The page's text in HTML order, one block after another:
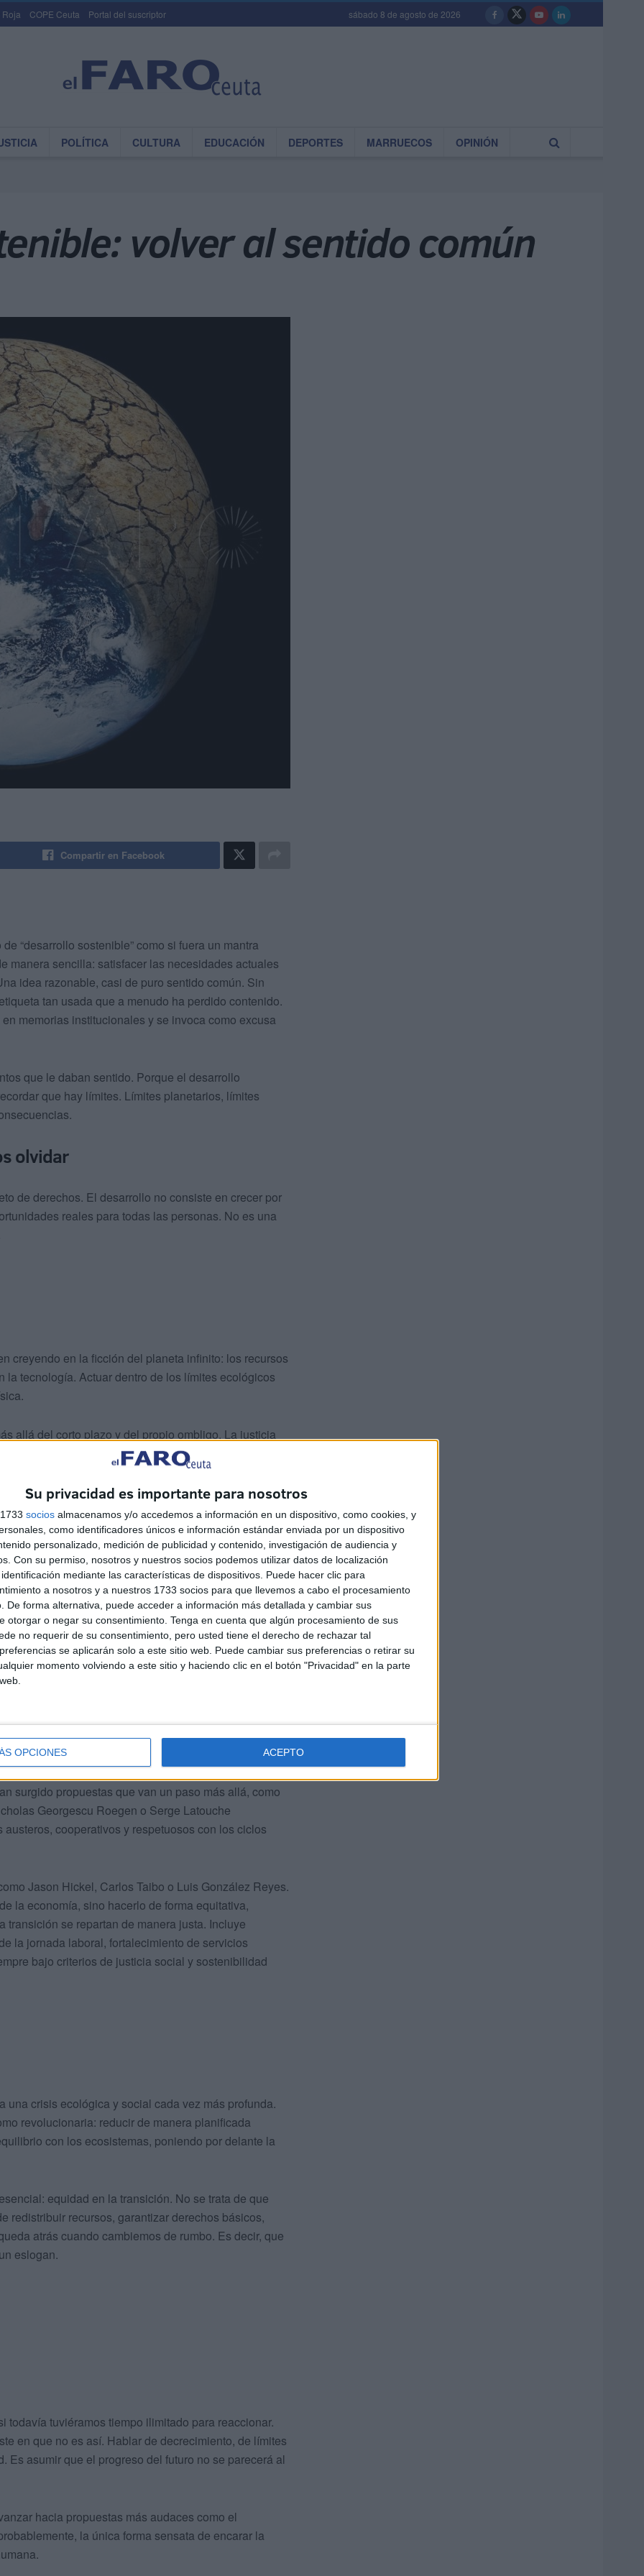
Su privacidad es importante para nosotros
socios almacenamos y/o accedemos a información en un dispositivo, como cookies, y
como identificadores únicos e información estándar enviada por un dispositivo
personalizado, medición de publicidad y contenido, investigación de audiencia y
Con su permiso, nosotros y nuestros socios podemos utilizar datos de localización
mediante las características de dispositivos. Puede hacer clic para
a nosotros y a nuestros 1733 socios para que llevemos a cabo el procesamiento
De forma alternativa, puede acceder a información más detallada y cambiar sus
otorgar o negar su consentimiento. Tenga en cuenta que algún procesamiento de sus
no requerir de su consentimiento, pero usted tiene el derecho de rechazar tal
se aplicarán solo a este sitio web. Puede cambiar sus preferencias o retirar su
momento volviendo a este sitio y haciendo clic en el botón "Privacidad" en la parte
OPCIONES ACEPTO
Roja COPE Ceuta Portal del suscriptor sábado 8 de agosto de 2026
POLÍTICA CULTURA EDUCACIÓN DEPORTES MARRUECOS OPINIÓN
volver al sentido común
Compartir en Facebook
“desarrollo sostenible” como si fuera un mantra
manera sencilla: satisfacer las necesidades actuales
idea razonable, casi de puro sentido común. Sin
tan usada que a menudo ha perdido contenido.
memorias institucionales y se invoca como excusa
que le daban sentido. Porque el desarrollo
que hay límites. Límites planetarios, límites
olvidar
de derechos. El desarrollo no consiste en crecer por
reales para todas las personas. No es una
creyendo en la ficción del planeta infinito: los recursos
la tecnología. Actuar dentro de los límites ecológicos
allá del corto plazo y del propio ombligo. La justicia
el resto de especies. Difícil defender un modelo de
que nos sostiene.
no es producir más, sino vivir mejor. Salud,
indicadores de progreso mucho más serios que
públicas. Y, sin embargo, hay quien sigue
tiene un impacto real sobre el clima y que el planeta
surgido propuestas que van un paso más allá, como
Georgescu Roegen o Serge Latouche
cooperativos y respetuosos con los ciclos
Jason Hickel, Carlos Taibo o Luis González Reyes.
la economía, sino hacerlo de forma equitativa,
se repartan de manera justa. Incluye
la jornada laboral, fortalecimiento de servicios
bajo criterios de justicia social y sostenibilidad
crisis ecológica y social cada vez más profunda.
revolucionaria: reducir de manera planificada
con los ecosistemas, poniendo por delante la
equidad en la transición. No se trata de que
redistribuir recursos, garantizar derechos básicos,
atrás cuando cambiemos de rumbo. Es decir, que
eslogan.
todavía tuviéramos tiempo ilimitado para reaccionar.
en que no es así. Hablar de decrecimiento, de límites
asumir que el progreso del futuro no se parecerá al
hacia propuestas más audaces como el
la única forma sensata de encarar la